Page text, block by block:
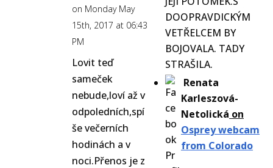
DOOPRAVDICKÝM
VETŘELCEM BY
BOJOVALA. TADY
STRAŠILA.
Renata
Karleszová-
Netolická on
Osprey webcam
from Colorado
on Monday May
15th, 2017 at 06:43
PM
Lovit teď
sameček
nebude,loví až v
odpoledních,spí
še večerních
hodinách a v
noci.Přenos je z